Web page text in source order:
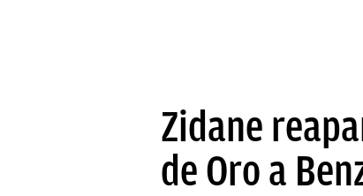
OKDIARIO
Zidane
de Oro a